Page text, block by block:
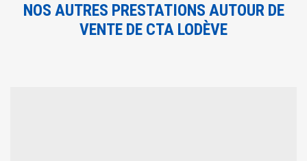
NOS AUTRES PRESTATIONS AUTOUR DE
VENTE DE CTA LODÈVE